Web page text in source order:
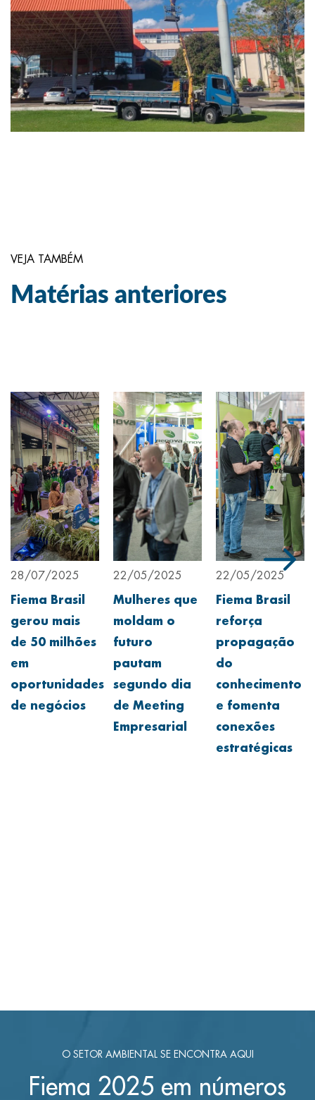
VEJA TAMBÉM
Matérias anteriores
28/07/2025
Fiema Brasil
gerou mais
de 50 milhões
em
oportunidades
de negócios
22/05/2025
Mulheres que
moldam o
futuro
pautam
segundo dia
de Meeting
Empresarial
22/05/2025
Fiema Brasil
reforça
propagação
do
conhecimento
e fomenta
conexões
estratégicas
O SETOR AMBIENTAL SE ENCONTRA AQUI
Fiema 2025 em números